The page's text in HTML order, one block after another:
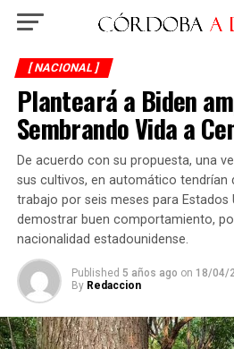
[ NACIONAL ]
Planteará a Biden
Sembrando Vida a
De acuerdo con su propuesta, una
sus cultivos, en automático tendrían
trabajo por seis meses para Estados
demostrar buen comportamiento,
nacionalidad estadounidense.
Published 5 años ago on 18/04/
By Redaccion